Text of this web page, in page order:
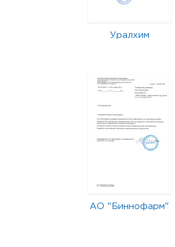
Уралхим
АО "Биннофарм"